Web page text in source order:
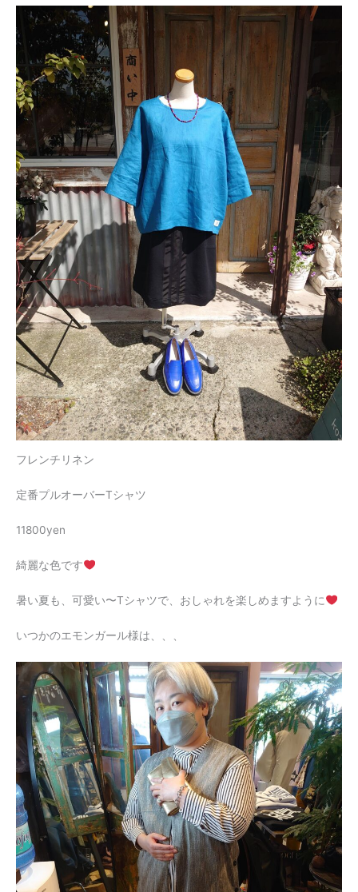
フレンチリネン
定番プルオーバーTシャツ
11800yen
綺麗な色です
暑い夏も、可愛い〜Tシャツで、おしゃれを楽しめますように
いつかのエモンガール様は、、、